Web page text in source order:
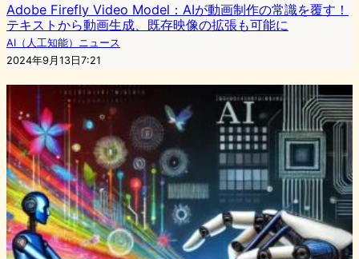
Adobe Firefly Video Model：AIが動画制作の常識を覆す！
テキストから動画生成、既存映像の拡張も可能に
AI（人工知能）ニュース
2024年9月13日7:21